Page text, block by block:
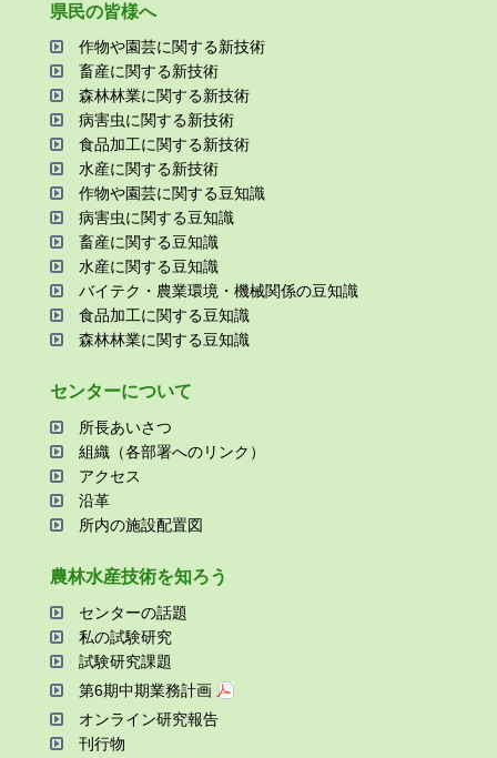
県⺠の皆様へ
作物や園芸に関する新技術
畜産に関する新技術
森林林業に関する新技術
病害⾍に関する新技術
⾷品加⼯に関する新技術
⽔産に関する新技術
作物や園芸に関する⾖知識
病害⾍に関する⾖知識
畜産に関する⾖知識
⽔産に関する⾖知識
バイテク・農業環境・機械関係の⾖知識
⾷品加⼯に関する⾖知識
森林林業に関する⾖知識
センターについて
所⻑あいさつ
組織（各部署へのリンク）
アクセス
沿⾰
所内の施設配置図
農林⽔産技術を知ろう
センターの話題
私の試験研究
試験研究課題
第6期中期業務計画
オンライン研究報告
刊⾏物